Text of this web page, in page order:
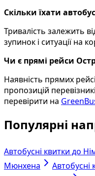
Скільки їхати
Тривалість залежить
зупинок і ситуації на
Чи є прямі рейси
Наявність прямих
пропозицій
перевірити на
Популярні
Автобусні квитки до
Мюнхена
Автобусні